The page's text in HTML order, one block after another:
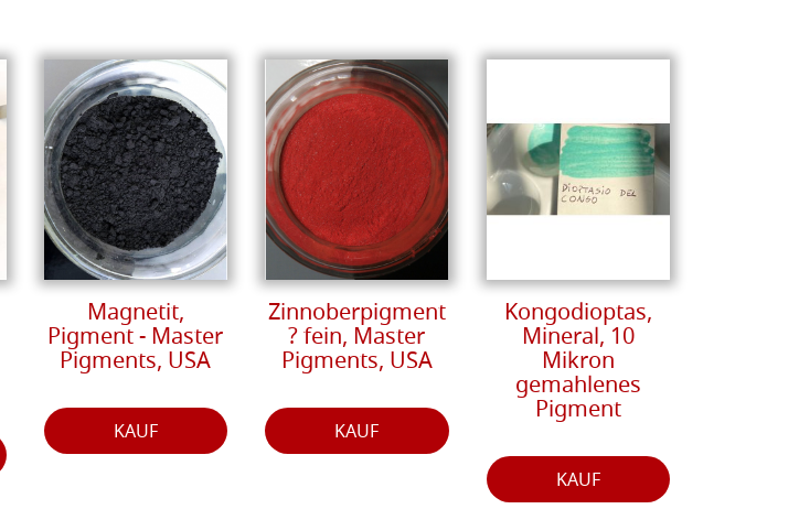
Magnetit,
Pigment - Master
Pigments, USA
KAUF
Zinnoberpigment
? fein, Master
Pigments, USA
KAUF
Kongodioptas,
Mineral, 10
Mikron
gemahlenes
Pigment
KAUF